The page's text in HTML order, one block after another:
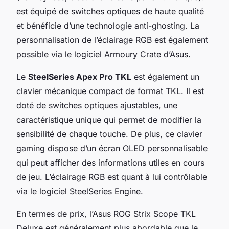
est équipé de switches optiques de haute qualité
et bénéficie d’une technologie anti-ghosting. La
personnalisation de l’éclairage RGB est également
possible via le logiciel Armoury Crate d’Asus.
Le SteelSeries Apex Pro TKL est également un
clavier mécanique compact de format TKL. Il est
doté de switches optiques ajustables, une
caractéristique unique qui permet de modifier la
sensibilité de chaque touche. De plus, ce clavier
gaming dispose d’un écran OLED personnalisable
qui peut afficher des informations utiles en cours
de jeu. L’éclairage RGB est quant à lui contrôlable
via le logiciel SteelSeries Engine.
En termes de prix, l’Asus ROG Strix Scope TKL